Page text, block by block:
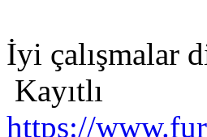
İyi çalışmalar
Kayıtlı
https://